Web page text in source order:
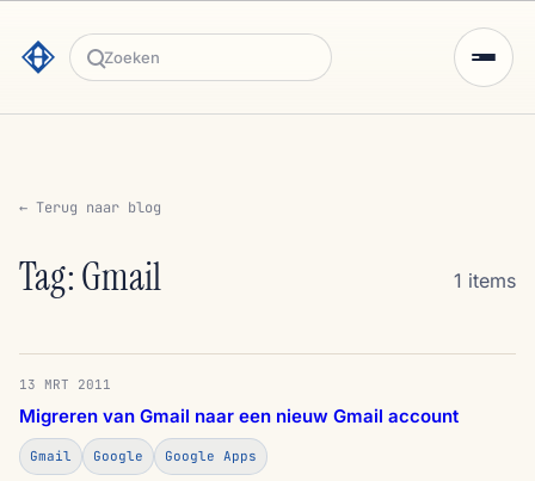
Zoeken
← Terug naar blog
Tag: Gmail 1 items
13 MRT 2011
Migreren van Gmail naar een nieuw Gmail account
Gmail Google Google Apps